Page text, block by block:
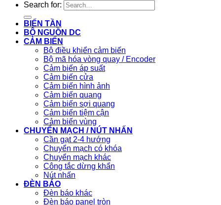
Search for:
BIẾN TẦN
BỘ NGUỒN DC
CẢM BIẾN
Bộ điều khiển cảm biến
Bộ mã hóa vòng quay / Encoder
Cảm biến áp suất
Cảm biến cửa
Cảm biến hình ảnh
Cảm biến quang
Cảm biến sợi quang
Cảm biến tiệm cận
Cảm biến vùng
CHUYỂN MẠCH / NÚT NHẤN
Cần gạt 2-4 hướng
Chuyển mạch có khóa
Chuyển mạch khác
Công tắc dừng khẩn
Nút nhấn
ĐÈN BÁO
Đèn báo khác
Đèn báo panel tròn